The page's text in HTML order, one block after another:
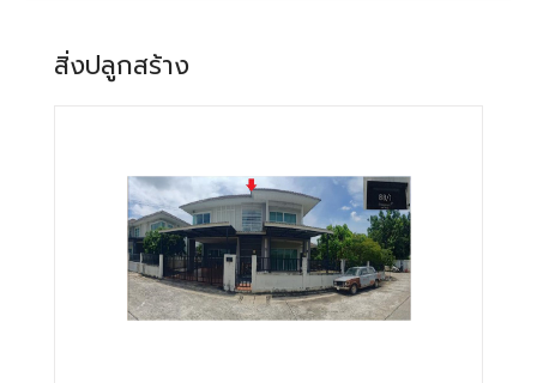
สิ่งปลูกสร้าง